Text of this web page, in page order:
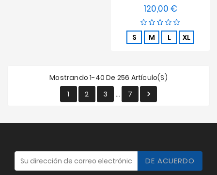
120,00 €
S M L XL
Mostrando 1-40 De 256 Artículo(s)
1 2 3 … 7 